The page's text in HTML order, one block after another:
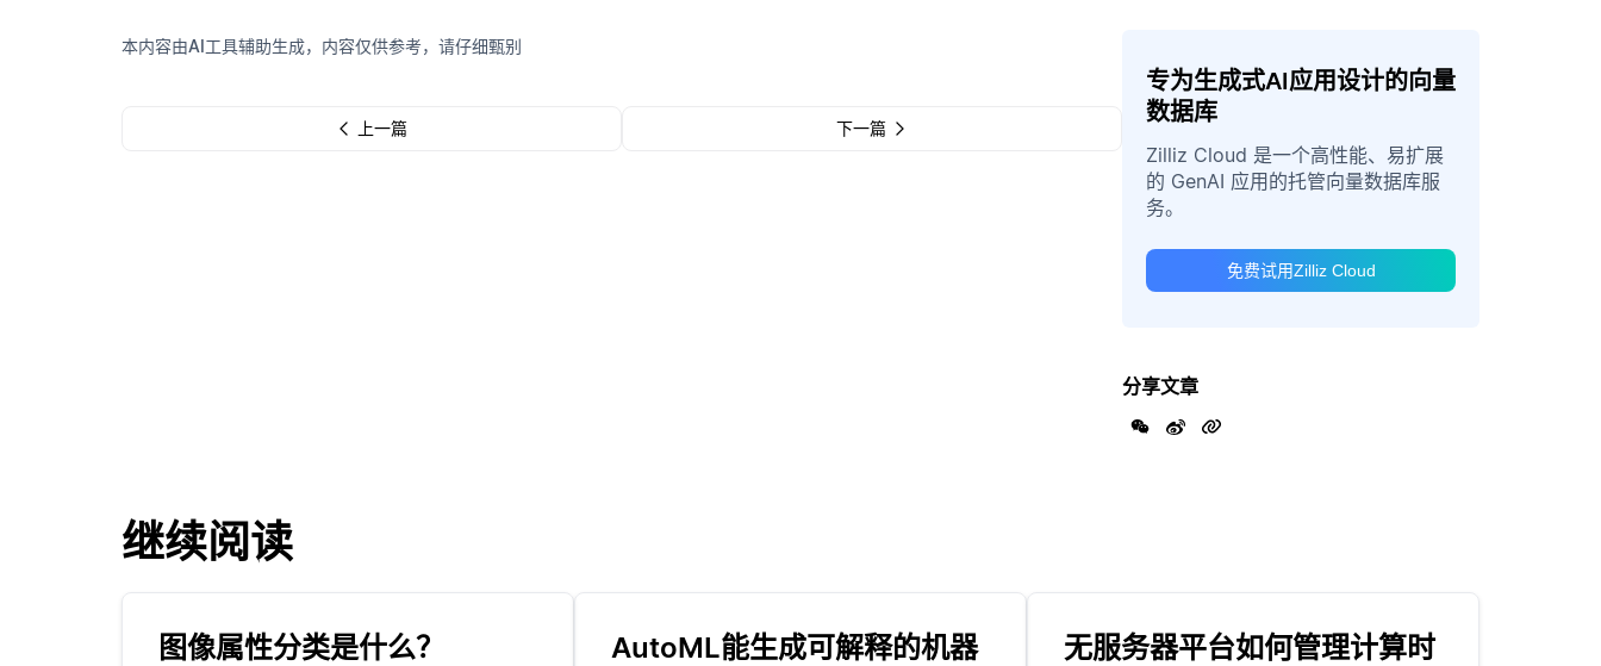
本内容由AI工具辅助生成，内容仅供参考，请仔细甄别
上一篇 下一篇
专为生成式AI应用设计的向量
数据库
Zilliz Cloud 是一个高性能、易扩展
的 GenAI 应用的托管向量数据库服
务。
免费试用Zilliz Cloud
分享文章
继续阅读
图像属性分类是什么？
AutoML能生成可解释的机器
无服务器平台如何管理计算时